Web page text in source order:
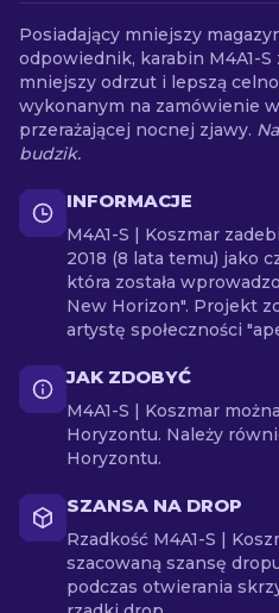
Posiadający mniejszy
odpowiednik, karabin M4A1-S
mniejszy odrzut i lepszą
wykonanym na zamówienie
przerażającej nocnej zjawy.
budzik.
INFORMACJE
M4A1-S | Koszmar
2018 (8 lata temu) jako
która została
New Horizon". Projekt
artystę społeczności
JAK ZDOBYĆ
M4A1-S | Koszmar
Horyzontu. Należy
Horyzontu.
SZANSA NA DROP
Rzadkość M4A1-S |
szacowaną szansę
podczas otwierania